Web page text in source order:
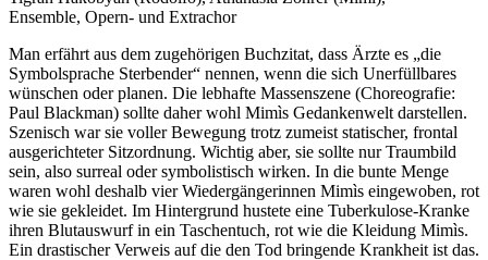
Ensemble, Opern- und Extrachor
Man erfährt aus dem zugehörigen Buchzitat, dass Ärzte es „die
Symbolsprache Sterbender“ nennen, wenn die sich Unerfüllbares
wünschen oder planen. Die lebhafte Massenszene (Choreografie:
Paul Blackman) sollte daher wohl Mimìs Gedankenwelt darstellen.
Szenisch war sie voller Bewegung trotz zumeist statischer, frontal
ausgerichteter Sitzordnung. Wichtig aber, sie sollte nur Traumbild
sein, also surreal oder symbolistisch wirken. In die bunte Menge
waren wohl deshalb vier Wiedergängerinnen Mimìs eingewoben, rot
wie sie gekleidet. Im Hintergrund hustete eine Tuberkulose-Kranke
ihren Blutauswurf in ein Taschentuch, rot wie die Kleidung Mimìs.
Ein drastischer Verweis auf die den Tod bringende Krankheit ist das.